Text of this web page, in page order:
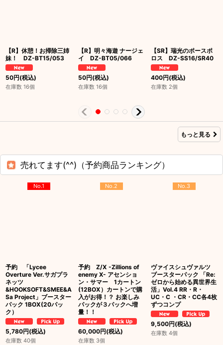
【R】休憩！お掃除三姉
妹！ DZ-BT15/053
50円(税込)
在庫数 16個
【R】明々海遊 ナージェ
イ DZ-BT05/066
50円(税込)
在庫数 16個
【SR】瑞光のポースポ
ロス DZ-SS16/SR40
400円(税込)
在庫数 2個
もっと見る
売れてます(^^)（予約商品ランキング）
No.1
予約 「Lycee
Overture Ver.サガプラ
ネッツ
&HOOKSOFT&SMEE&A
Sa Project」ブースター
パック 1BOX(20パッ
ク）
5,780円(税込)
在庫数 40個
No.2
予約 Z/X -Zillions of
enemy X- アセンショ
ン・サマー 1カートン
(12BOX）カートンで購
入がお得！？ お楽しみ
パックが３パックへ増
量！！
60,000円(税込)
在庫数 3個
No.3
ヴァイスシュヴァルツ
ブースターパック 「Re:
ゼロから始める異世界生
活」Vol.4 RR・R・
UC・C ・CR・CC各4枚
ずつコンプ
9,500円(税込)
在庫数 4個